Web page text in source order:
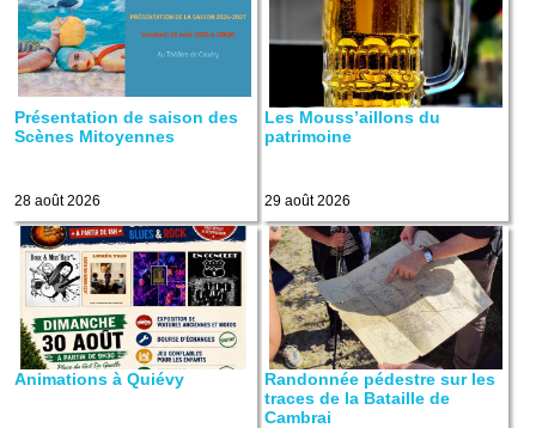
Présentation de saison des
Scènes Mitoyennes
28 août 2026
Les Mouss’aillons du
patrimoine
29 août 2026
Animations à Quiévy
Randonnée pédestre sur les
traces de la Bataille de
Cambrai